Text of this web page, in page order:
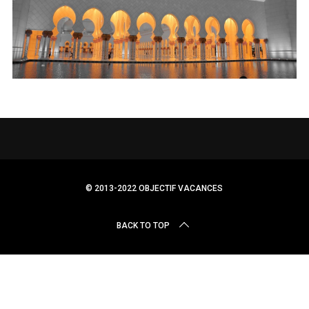
© 2013-2022 OBJECTIF VACANCES
BACK TO TOP
c
h
f
o
r